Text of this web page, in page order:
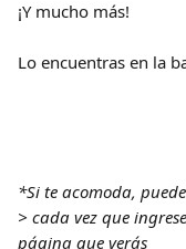
¡Y mucho más!
Lo encuentras en la
*Si te acomoda,
> cada vez que
página que verás